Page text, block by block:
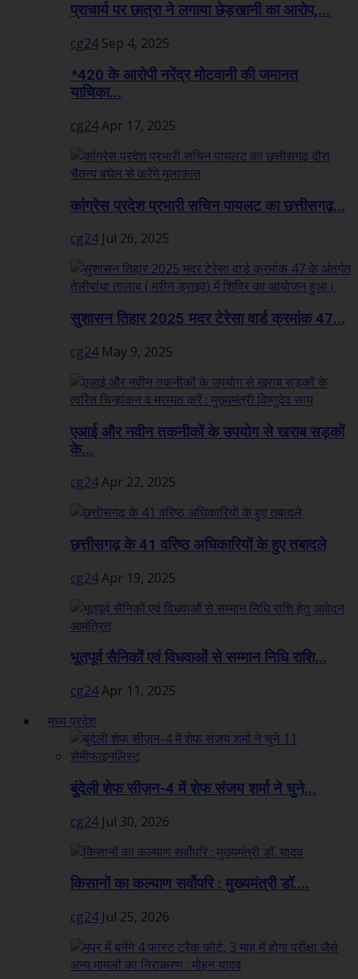
प्राचार्य पर छात्रा ने लगाया छेड़खानी का आरोप,...
cg24 Sep 4, 2025
*420 के आरोपी नरेंद्र मोटवानी की जमानत
याचिका...
cg24Apr 17, 2025
कांग्रेस प्रदेश प्रभारी सचिन पायलट का छत्तीसगढ़...
cg24 Jul 26, 2025
सुशासन तिहार 2025 मदर टेरेसा वार्ड क्रमांक 47...
cg24 May 9, 2025
एआई और नवीन तकनीकों के उपयोग से खराब सड़कों
के...
cg24Apr 22, 2025
छत्तीसगढ़ के 41 वरिष्ठ अधिकारियों के हुए तबादले
cg24Apr 19, 2025
भूतपूर्व सैनिकों एवं विधवाओं से सम्मान निधि राशि...
cg24Apr 11, 2025
मध्य प्रदेश
बुंदेली शेफ सीज़न-4 में शेफ संजय शर्मा ने चुने...
cg24 Jul 30, 2026
किसानों का कल्याण सर्वोपरि : मुख्यमंत्री डॉ....
cg24 Jul 25, 2026